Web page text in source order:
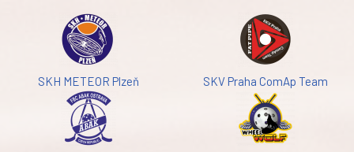
SKH METEOR Plzeň SKV Praha ComAp Team
obsah